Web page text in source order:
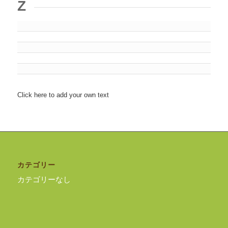
Z
Click here to add your own text
カテゴリー
カテゴリーなし